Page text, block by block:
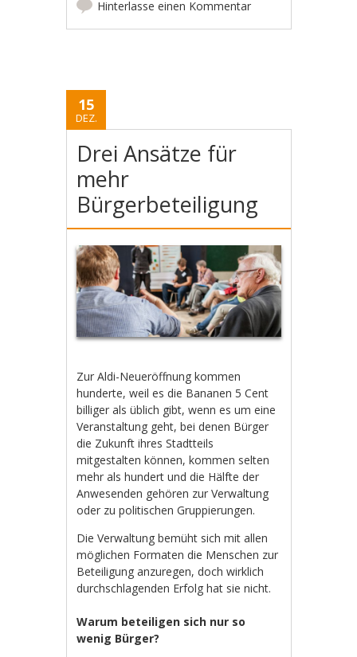
Hinterlasse einen Kommentar
15
DEZ.
Drei Ansätze für
mehr
Bürgerbeteiligung
Zur Aldi-Neueröffnung kommen
hunderte, weil es die Bananen 5 Cent
billiger als üblich gibt, wenn es um eine
Veranstaltung geht, bei denen Bürger
die Zukunft ihres Stadtteils
mitgestalten können, kommen selten
mehr als hundert und die Hälfte der
Anwesenden gehören zur Verwaltung
oder zu politischen Gruppierungen.
Die Verwaltung bemüht sich mit allen
möglichen Formaten die Menschen zur
Beteiligung anzuregen, doch wirklich
durchschlagenden Erfolg hat sie nicht.
Warum beteiligen sich nur so
wenig Bürger?